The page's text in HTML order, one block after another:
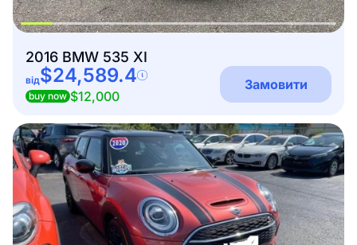
2016 BMW 535 XI
від$24,589.4
buy now $12,000
Замовити